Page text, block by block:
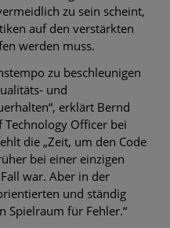
zu sein scheint,
auf den verstärkten
werden muss.
zu beschleunigen
und
erklärt Bernd
Technology Officer bei
die „Zeit, um den Code
bei einer einzigen
war. Aber in der
und ständig
Spielraum für Fehler.“